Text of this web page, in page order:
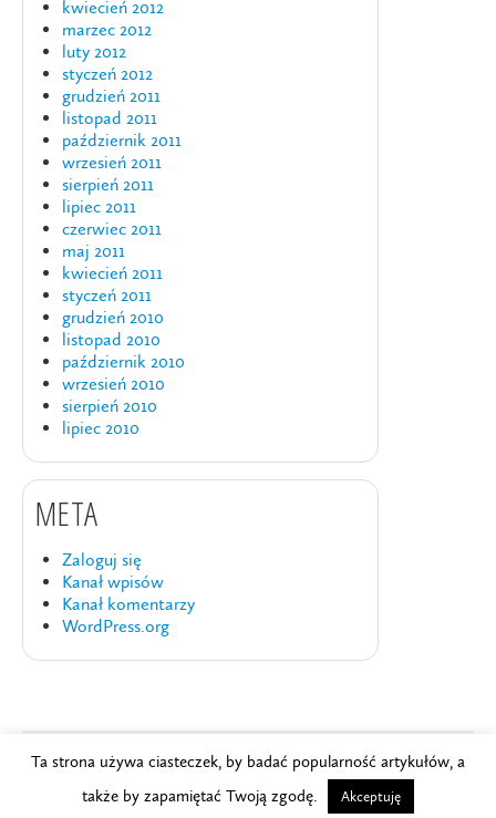
kwiecień 2012
marzec 2012
luty 2012
styczeń 2012
grudzień 2011
listopad 2011
październik 2011
wrzesień 2011
sierpień 2011
lipiec 2011
czerwiec 2011
maj 2011
kwiecień 2011
styczeń 2011
grudzień 2010
listopad 2010
październik 2010
wrzesień 2010
sierpień 2010
lipiec 2010
META
Zaloguj się
Kanał wpisów
Kanał komentarzy
WordPress.org
Copyright © 2024Szkoła Brydża PZBS.
Powered byWordPressand Studio Multimedialne ljasinski.pl
Ta strona używa ciasteczek, by badać popularność artykułów, a
także by zapamiętać Twoją zgodę.
Akceptuję